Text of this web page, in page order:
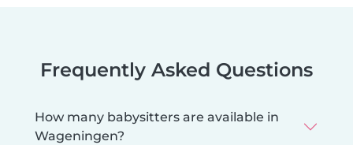
Frequently Asked Questions
How many babysitters are available in
Wageningen?